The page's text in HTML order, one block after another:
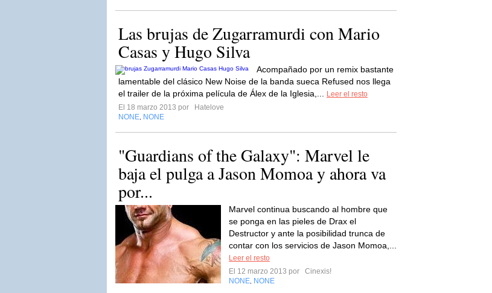
Las brujas de Zugarramurdi con Mario
Casas y Hugo Silva
Acompañado por un remix bastante
lamentable del clásico New Noise de la banda sueca Refused nos llega
el trailer de la próxima película de Álex de la Iglesia,...
Leer el resto
El 18 marzo 2013 por
Hatelove
NONE NONE
"Guardians of the Galaxy": Marvel le
baja el pulga a Jason Momoa y ahora va
por...
Marvel continua buscando al hombre que
se ponga en las pieles de Drax el
Destructor y ante la posibilidad trunca de
contar con los servicios de Jason Momoa,...
Leer el resto
El 12 marzo 2013 por
Cinexis!
NONE NONE